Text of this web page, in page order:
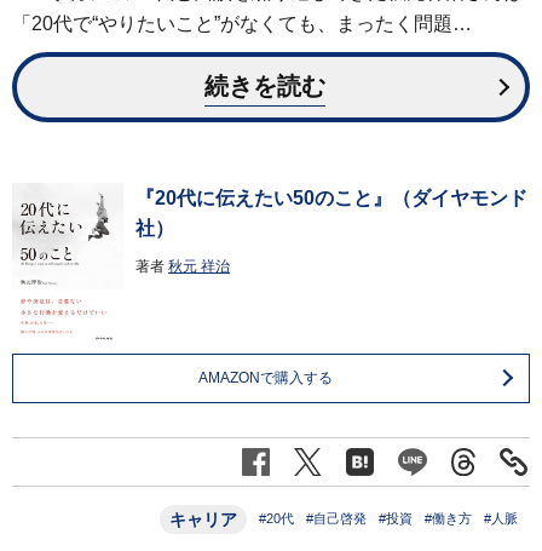
「20代で“やりたいこと”がなくても、まったく問題…
続きを読む
『20代に伝えたい50のこと』（ダイヤモンド
社）
著者 秋元 祥治
AMAZONで購入する
キャリア #20代 #自己啓発 #投資 #働き方 #人脈